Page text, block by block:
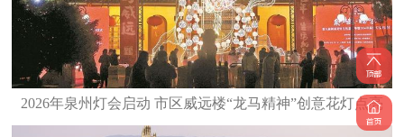
2026年泉州灯会启动 市区威远楼“龙马精神”创意花灯点亮